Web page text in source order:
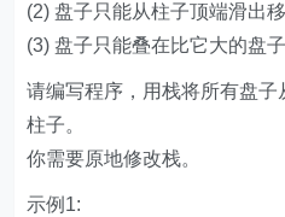
(2) 盘子只能从柱子顶端滑出
(3) 盘子只能叠在比它大的盘子
请编写程序，用栈将所有盘
柱子。
你需要原地修改栈。
示例1: